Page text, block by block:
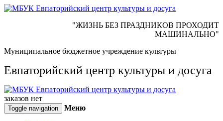
"ЖИЗНЬ БЕЗ ПРАЗДНИКОВ ПРОХОДИТ
МАШИНАЛЬНО"
Муниципальное бюджетное учреждение культуры
Евпаторийский центр культуры и досуга
заказов нет
Toggle navigation Меню